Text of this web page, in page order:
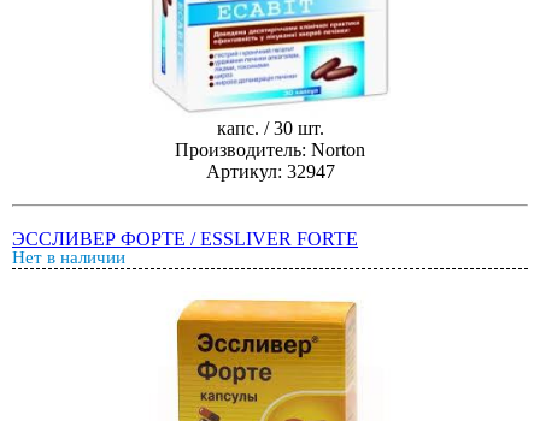
капс. / 30 шт.
Производитель: Norton
Артикул: 32947
ЭССЛИВЕР ФОРТЕ / ESSLIVER FORTE
Нет в наличии